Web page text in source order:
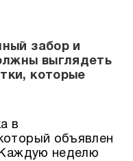
забор и
выглядеть
которые
в
объявлен
неделю